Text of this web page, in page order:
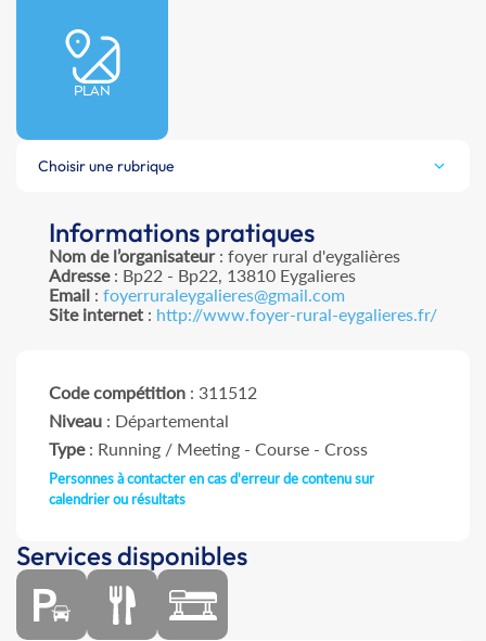
PLAN
Choisir une rubrique
Informations pratiques
Nom de l’organisateur: foyer rural d'eygalières
Adresse: Bp22 - Bp22, 13810 Eygalieres
Email : foyerruraleygalieres@gmail.com
Site internet : http://www.foyer-rural-eygalieres.fr/
Code compétition : 311512
Niveau : Départemental
Type: Running / Meeting - Course - Cross
Personnes à contacter en cas d'erreur de contenu sur
calendrier ou résultats
Services disponibles